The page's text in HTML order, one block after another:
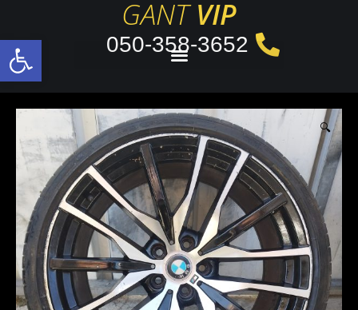
פתח
GANTVIP
050-358-3652
🔍